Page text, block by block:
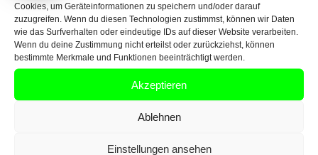
Cookies, um Geräteinformationen zu speichern und/oder darauf
zuzugreifen. Wenn du diesen Technologien zustimmst, können wir Daten
wie das Surfverhalten oder eindeutige IDs auf dieser Website verarbeiten.
Wenn du deine Zustimmung nicht erteilst oder zurückziehst, können
bestimmte Merkmale und Funktionen beeinträchtigt werden.
Akzeptieren
Ablehnen
Einstellungen ansehen
Datenschutz
AGB